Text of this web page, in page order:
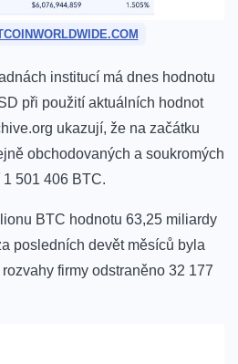
institucí má dnes hodnotu
při použití aktuálních hodnot
ukazují, že na začátku
obchodovaných a soukromých
501 406 BTC.
BTC hodnotu 63,25 miliardy
posledních devět měsíců byla
firmy odstraněno 32 177